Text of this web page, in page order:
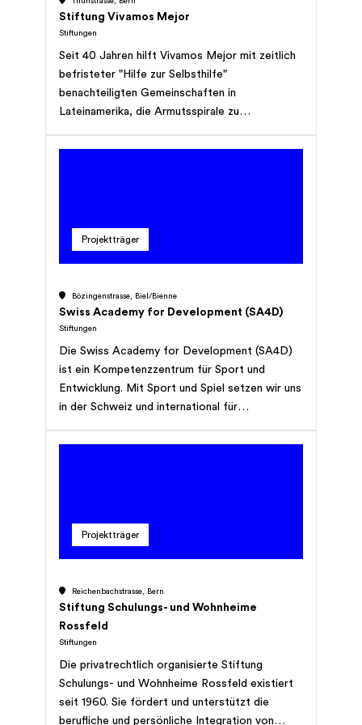
Stiftung Vivamos Mejor
Stiftungen
Seit 40 Jahren hilft Vivamos Mejor mit zeitlich
befristeter "Hilfe zur Selbsthilfe"
benachteiligten Gemeinschaften in
Lateinamerika, die Armutsspirale zu
Kleinkinder für die Einschulung fit, verhilft
Projektträger
Bözingenstrasse, Biel/Bienne
Swiss Academy for Development (SA4D)
Stiftungen
Die Swiss Academy for Development (SA4D)
ist ein Kompetenzzentrum für Sport und
Entwicklung. Mit Sport und Spiel setzen wir uns
in der Schweiz und international für
fördern ihre Gesundheit, verbessern ihre
Projektträger
Reichenbachstrasse, Bern
Stiftung Schulungs- und Wohnheime
Rossfeld
Stiftungen
Die privatrechtlich organisierte Stiftung
Schulungs- und Wohnheime Rossfeld existiert
seit 1960. Sie fördert und unterstützt die
berufliche und persönliche Integration von